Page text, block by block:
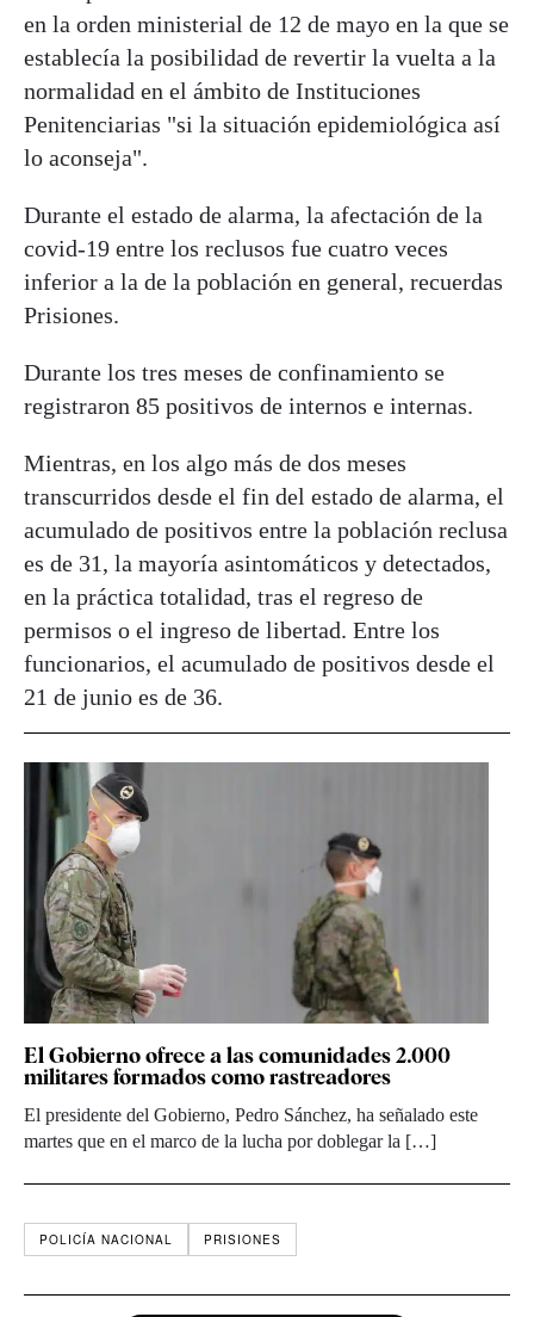
en la orden ministerial de 12 de mayo en la que se
establecía la posibilidad de revertir la vuelta a la
normalidad en el ámbito de Instituciones
Penitenciarias "si la situación epidemiológica así
lo aconseja".
Durante el estado de alarma, la afectación de la
covid-19 entre los reclusos fue cuatro veces
inferior a la de la población en general, recuerdas
Prisiones.
Durante los tres meses de confinamiento se
registraron 85 positivos de internos e internas.
Mientras, en los algo más de dos meses
transcurridos desde el fin del estado de alarma, el
acumulado de positivos entre la población reclusa
es de 31, la mayoría asintomáticos y detectados,
en la práctica totalidad, tras el regreso de
permisos o el ingreso de libertad. Entre los
funcionarios, el acumulado de positivos desde el
21 de junio es de 36.
El Gobierno ofrece a las comunidades 2.000
militares formados como rastreadores
El presidente del Gobierno, Pedro Sánchez, ha señalado este
martes que en el marco de la lucha por doblegar la […]
POLICÍA NACIONAL PRISIONES